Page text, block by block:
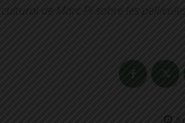
cultural de Marc Pi sobre les
5